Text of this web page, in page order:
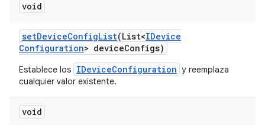
void
setDeviceConfigList(List<IDevice
Configuration> deviceConfigs)
Establece los IDeviceConfiguration y reemplaza
cualquier valor existente.
void